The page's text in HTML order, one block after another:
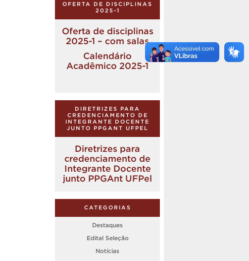
OFERTA DE DISCIPLINAS
2025-1
Oferta de disciplinas
2025-1 – com salas
Calendário
Acadêmico 2025-1
DIRETRIZES PARA
CREDENCIAMENTO DE
INTEGRANTE DOCENTE
JUNTO PPGANT UFPEL
Diretrizes para
credenciamento de
Integrante Docente
junto PPGAnt UFPel
CATEGORIAS
Destaques
Edital Seleção
Notícias